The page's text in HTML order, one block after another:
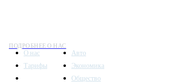
ПОДРОБНЕЕ О НАС
О нас
Тарифы
Авто
Экономика
Общество